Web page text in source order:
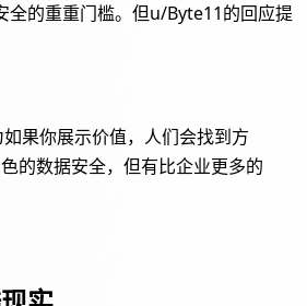
全的重重门槛。但u/Byte11的回应提
果你展示价值，人们会找到方
的数据安全，但有比企业更多的